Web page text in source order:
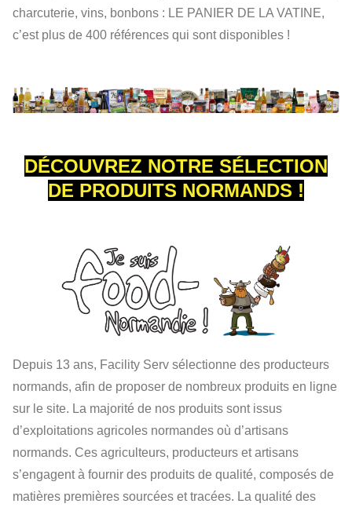
charcuterie, vins, bonbons : LE PANIER DE LA VATINE,
c’est plus de 400 références qui sont disponibles !
DÉCOUVREZ NOTRE SÉLECTION
DE PRODUITS NORMANDS !
Depuis 13 ans, Facility Serv sélectionne des producteurs
normands, afin de proposer de nombreux produits en ligne
sur le site. La majorité de nos produits sont issus
d’exploitations agricoles normandes où d’artisans
normands. Ces agriculteurs, producteurs et artisans
s’engagent à fournir des produits de qualité, composés de
matières premières sourcées et tracées. La qualité des